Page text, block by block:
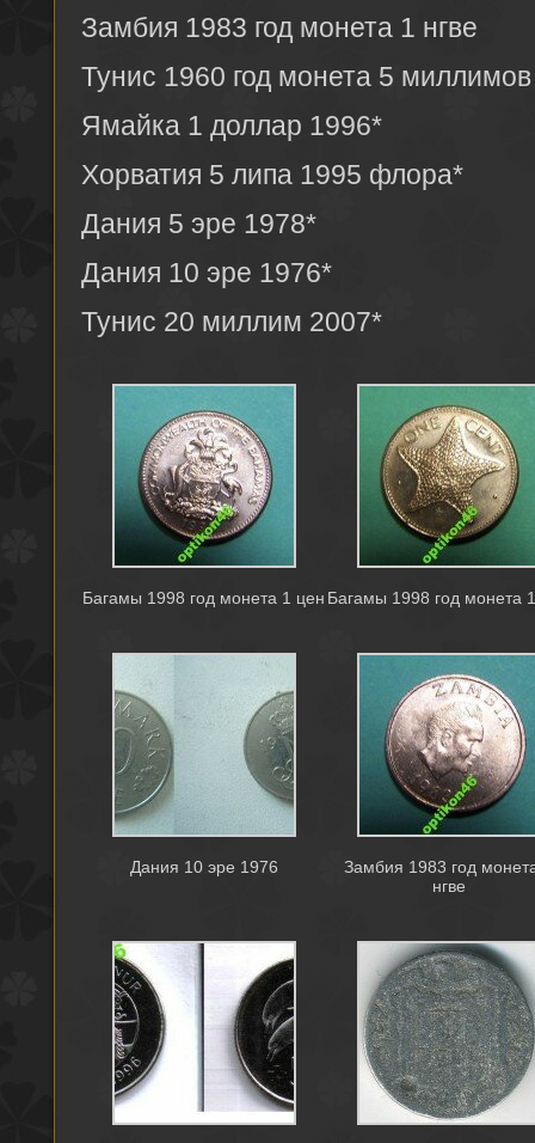
Замбия 1983 год монета 1 нгве
Тунис 1960 год монета 5 миллимов
Ямайка 1 доллар 1996*
Хорватия 5 липа 1995 флора*
Дания 5 эре 1978*
Дания 10 эре 1976*
Тунис 20 миллим 2007*
Багамы 1998 год монета 1 цен Багамы 1998 год монета
Дания 10 эре 1976
Замбия 1983 год
нгве